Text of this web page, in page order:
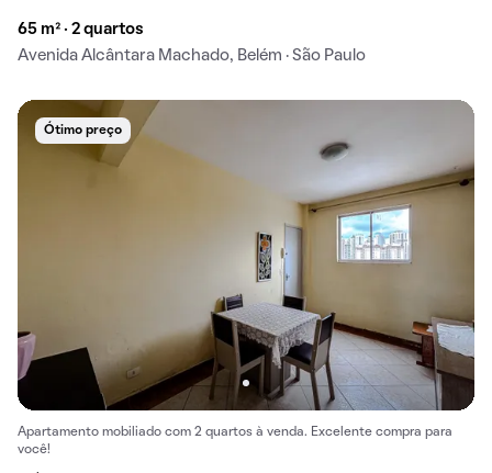
65 m² · 2 quartos
Avenida Alcântara Machado, Belém · São Paulo
Ótimo preço
Apartamento mobiliado com 2 quartos à venda. Excelente compra para
você!